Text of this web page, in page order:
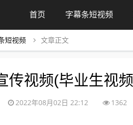
首页 字幕条短视频
短视频 文章正文
传视频(毕业生视
2022年08月02日 22:12 1362